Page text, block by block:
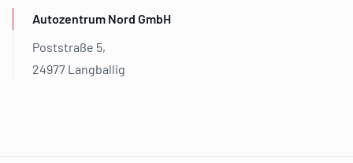
Autozentrum Nord GmbH
Poststraße 5,
24977 Langballig